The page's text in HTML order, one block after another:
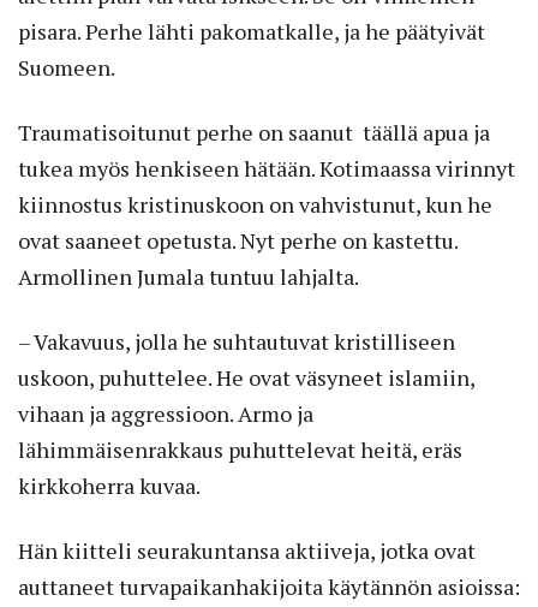
pisara. Perhe lähti pakomatkalle, ja he päätyivät
Suomeen.
Traumatisoitunut perhe on saanut täällä apua ja
tukea myös henkiseen hätään. Kotimaassa virinnyt
kiinnostus kristinuskoon on vahvistunut, kun he
ovat saaneet opetusta. Nyt perhe on kastettu.
Armollinen Jumala tuntuu lahjalta.
– Vakavuus, jolla he suhtautuvat kristilliseen
uskoon, puhuttelee. He ovat väsyneet islamiin,
vihaan ja aggressioon. Armo ja
lähimmäisenrakkaus puhuttelevat heitä, eräs
kirkkoherra kuvaa.
Hän kiitteli seurakuntansa aktiiveja, jotka ovat
auttaneet turvapaikanhakijoita käytännön asioissa: